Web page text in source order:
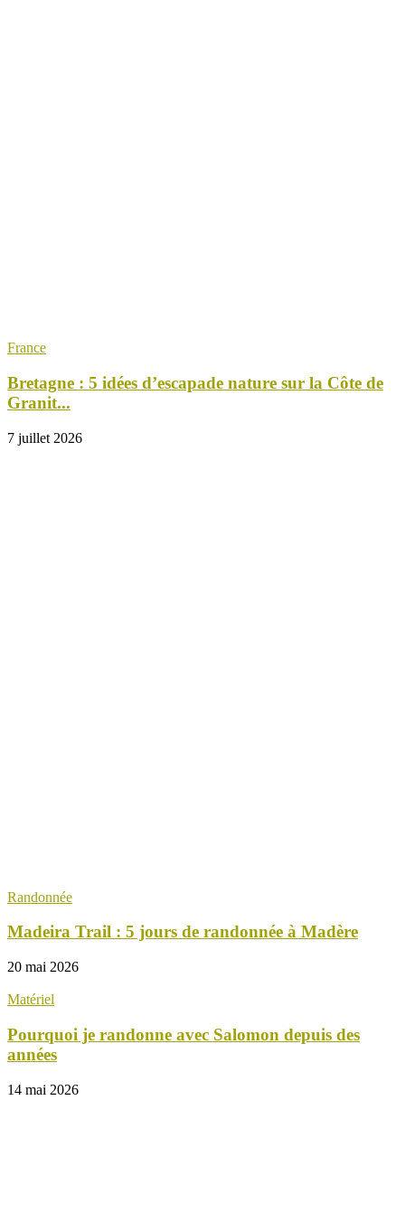
France
Bretagne : 5 idées d’escapade nature sur la Côte de
Granit...
7 juillet 2026
Randonnée
Madeira Trail : 5 jours de randonnée à Madère
20 mai 2026
Matériel
Pourquoi je randonne avec Salomon depuis des
années
14 mai 2026